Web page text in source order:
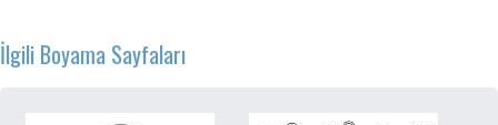
İlgili Boyama Sayfaları